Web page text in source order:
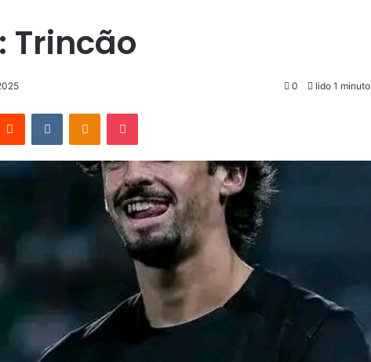
Trincão
0 lido 1 minuto
Reddit VKontakteOdnoklassniki
Pocket